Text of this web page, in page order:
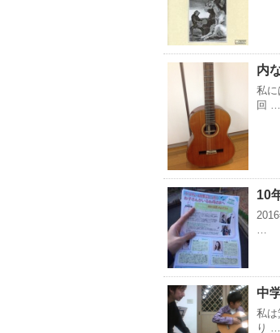
内
私に
回 …
10
…
中
私は
り …